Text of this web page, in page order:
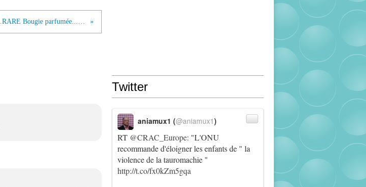
Exposition Brigitte Bardot...RARE Bougie parfumée...Brigitte Bardot
Twitter
RT @CRAC_Europe: "L'ONU
recommande d'éloigner les enfants de " la
violence de la tauromachie "
http://t.co/fx0kZm5gqa
aniamux1 (@aniamux1)